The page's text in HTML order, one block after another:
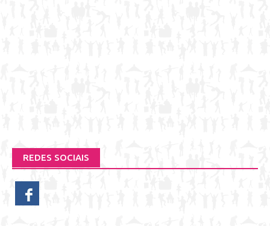
REDES SOCIAIS